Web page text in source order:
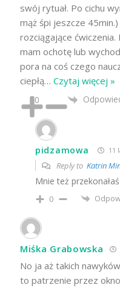
swój rytuał. Po cichu
mąż śpi jeszcze
rozciągające
mam ochotę lub
pora na coś czego
ciepłą… Czytaj więcej »
0
pidzamowa 11
Reply to Katrin
Mnie też
0
Miśka Grabowska
No ja aż takich
to patrzenie przez